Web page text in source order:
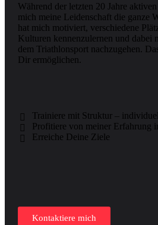
Während der letzten 20 Jahre
mich meine Leidenschaft die ganze
hat mich motiviert, verschiedene
Kulturen kennenzulernen und dabei
dem Triathlonsport nachzugehen.
Dir ermöglichen.
Trainiere mit Struktur –
Profitiere von meiner Erfahrung
Erreiche Deine Ziele
Kontaktiere mich